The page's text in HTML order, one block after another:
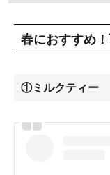
春におすすめ
①ミルクティー